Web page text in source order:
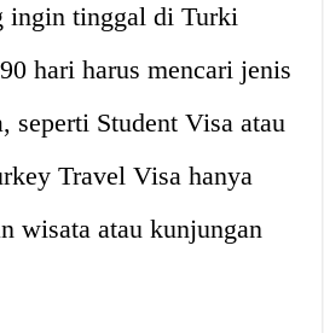
ingin tinggal di Turki
hari harus mencari jenis
seperti Student Visa atau
Travel Visa hanya
wisata atau kunjungan